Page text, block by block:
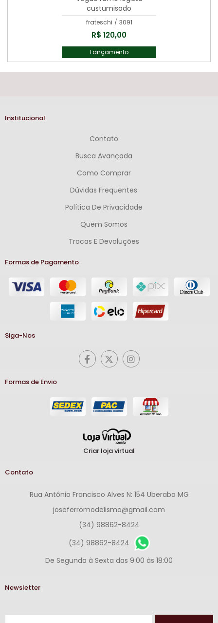
custumisado
frateschi / 3091
R$ 120,00
Lançamento
Institucional
Contato
Busca Avançada
Como Comprar
Dúvidas Frequentes
Política De Privacidade
Quem Somos
Trocas E Devoluções
Formas de Pagamento
Siga-Nos
Formas de Envio
Criar loja virtual
Contato
Rua Antônio Francisco Alves N: 154 Uberaba MG
joseferromodelismo@gmail.com
(34) 98862-8424
(34) 98862-8424
De Segunda à Sexta das 9:00 às 18:00
Newsletter